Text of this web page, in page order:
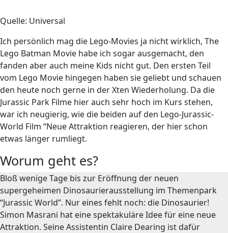
Quelle: Universal
Ich persönlich mag die Lego-Movies ja nicht wirklich, The
Lego Batman Movie habe ich sogar ausgemacht, den
fanden aber auch meine Kids nicht gut. Den ersten Teil
vom Lego Movie hingegen haben sie geliebt und schauen
den heute noch gerne in der Xten Wiederholung. Da die
Jurassic Park Filme hier auch sehr hoch im Kurs stehen,
war ich neugierig, wie die beiden auf den Lego-Jurassic-
World Film “Neue Attraktion reagieren, der hier schon
etwas länger rumliegt.
Worum geht es?
Bloß wenige Tage bis zur Eröffnung der neuen
supergeheimen Dinosaurierausstellung im Themenpark
“Jurassic World”. Nur eines fehlt noch: die Dinosaurier!
Simon Masrani hat eine spektakuläre Idee für eine neue
Attraktion. Seine Assistentin Claire Dearing ist dafür